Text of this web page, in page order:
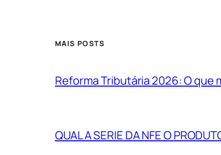
MAIS POSTS
Reforma Tributária 2026: O que
QUAL A SERIE DA NFE O